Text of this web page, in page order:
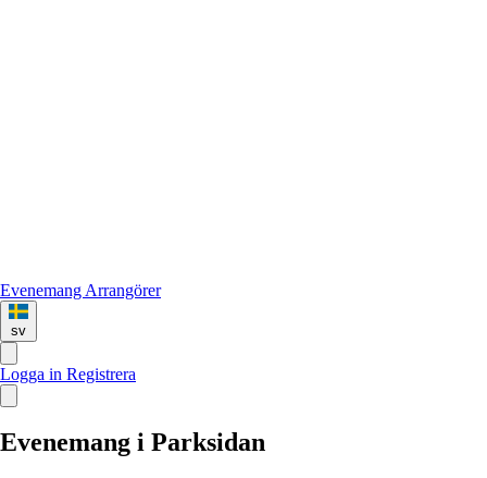
Evenemang Arrangörer
sv
Logga in Registrera
Evenemang i Parksidan